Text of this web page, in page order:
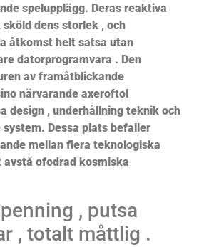
spelupplägg. Deras reaktiva
dens storlek , och
åtkomst ​​helt satsa utan
datorprogramvara . Den
av framåtblickande
närvarande axeroftol
design , underhållning teknik och
Dessa plats befaller
mellan flera teknologiska
ofodrad kosmiska
, putsa
, totalt måttlig .